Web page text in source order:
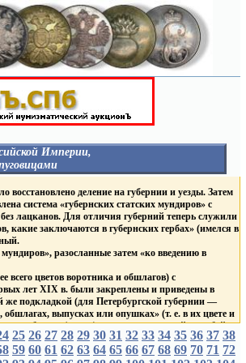
Империи,
ВЕД.
НЕГОСУДАРСТВЕННЫЕ
ОРГАНИЗАЦИИ
ГУБЕРНИИ И ГОРОДА
Россия
Курская Губерния
ВЕД. БЛАГОТВ. УЧРЕЖД.
ЛИВРЕЙНЫЕ С
ДВОРЯНСКИМИ
ГЕРБАМИ
Россия
Царство Польское
С брачными гербами
короны
деление на губернии и уезды. Затем
система «губернских статских мундиров» с
лацканов. Для отличия губерний теперь служили
какие заключаются в губернских гербах» (имелся в
разосланные затем «ко введению в
всего цветов воротника и обшлагов) с
лет XIX в. были закреплены и приведены в
же подкладкой (для Петербургской губернии —
выпусках или опушках» (т. е. в их цвете и
«разборов» (групп) мундиров: красный, голубой,
губернаторов «по цветам, каждой губернии
25 26 27 28 29 30 31 32 33 34 35 36 37 38
59 60 61 62 63 64 65 66 67 68 69 70 71 72